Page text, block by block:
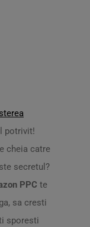
potrivit!
cheia catre
secretul?
PPC te
sa cresti
sporesti